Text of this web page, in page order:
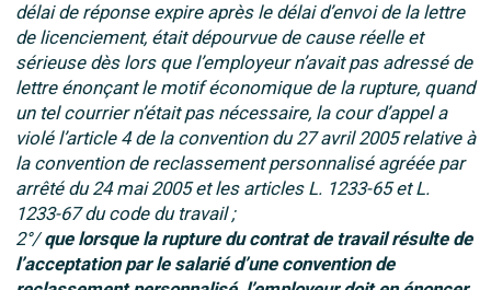
délai de réponse expire après le délai d’envoi de la lettre
de licenciement, était dépourvue de cause réelle et
sérieuse dès lors que l’employeur n’avait pas adressé de
lettre énonçant le motif économique de la rupture, quand
un tel courrier n’était pas nécessaire, la cour d’appel a
violé l’article 4 de la convention du 27 avril 2005 relative à
la convention de reclassement personnalisé agréée par
arrêté du 24 mai 2005 et les articles L. 1233-65 et L.
1233-67 du code du travail ;
2°/que lorsque la rupture du contrat de travail résulte de
l’acceptation par le salarié d’une convention de